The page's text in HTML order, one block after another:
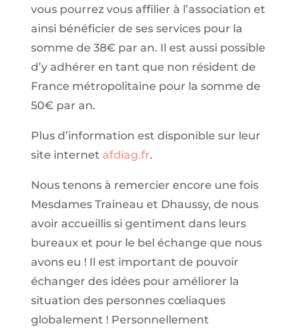
vous pourrez vous affilier à l’association et
ainsi bénéficier de ses services pour la
somme de 38€ par an. Il est aussi possible
d’y adhérer en tant que non résident de
France métropolitaine pour la somme de
50€ par an.
Plus d’information est disponible sur leur
site internet afdiag.fr.
Nous tenons à remercier encore une fois
Mesdames Traineau et Dhaussy, de nous
avoir accueillis si gentiment dans leurs
bureaux et pour le bel échange que nous
avons eu ! Il est important de pouvoir
échanger des idées pour améliorer la
situation des personnes cœliaques
globalement ! Personnellement